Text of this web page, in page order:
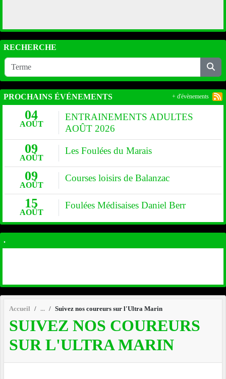
Accueil Suivez nos coureurs sur l'Ultra Marin
SUIVEZ NOS COUREURS
SUR L'ULTRA MARIN
RECHERCHE
PROCHAINS ÉVÉNEMENTS
04
AOÛT
ENTRAINEMENTS ADULTES
AOÛT 2026
09
AOÛT
Les Foulées du Marais
09
AOÛT
Courses loisirs de Balanzac
15
AOÛT
Foulées Médisaises Daniel Berr
+ d'évènements
.